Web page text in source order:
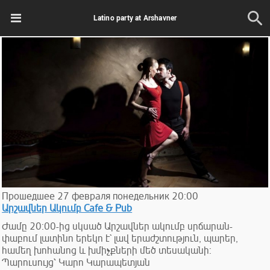
Latino party at Arshavner
Прошедшее 27 февраля понедельник 20:00
Արշավներ Ակումբ Cafe & Pub
Ժամը 20:00-ից սկսած Արշավներ ակումբ սրճարան-
փաբում լատինո երեկո է` լավ երաժշտություն, պարեր,
համեղ խոհանոց և խմիչքների մեծ տեսականի:
Պարուսույց՝ Կարո Կարապետյան